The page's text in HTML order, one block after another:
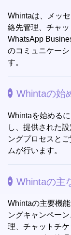
Whintaは、メッ
絡先管理、チャ
WhatsApp
のコミュニケー
す。
Whintaの始
Whintaを始める
し、提供された
ングプロセスと
ムが行います。
Whintaの主
Whintaの主要機
ングキャンペー
理、チャットチ